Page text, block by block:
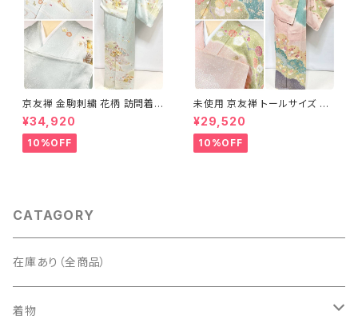
京友禅 金駒刺繍 花柄 訪問着
正絹 水色 黄緑 パステルカラー
アイスグリーン 1433
¥34,920
10%OFF
未使用 京友禅 トールサイズ 染
め分け 金彩 訪問着 袷 正絹 ピ
ンク 黄緑 紫 黄色 1438
¥29,520
10%OFF
CATAGORY
在庫あり（全商品）
着物